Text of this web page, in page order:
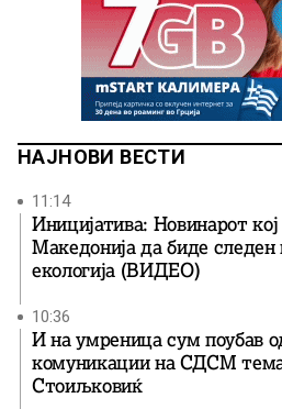
НАЈНОВИ ВЕСТИ
11:14
Иницијатива: Новинарот
Македонија да биде следен
екологија (ВИДЕО)
10:36
И на умреница сум поубав
комуникации на СДСМ
Стоиљковиќ